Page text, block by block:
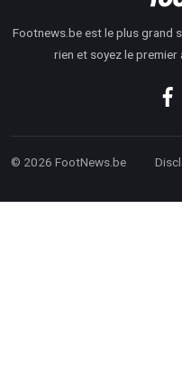
Footnews.be est le plus grand
rien et soyez le premier
© 2026 FootNews.be